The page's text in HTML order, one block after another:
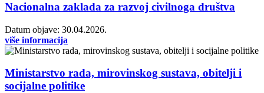
Nacionalna zaklada za razvoj civilnoga društva
Datum objave: 30.04.2026.
više informacija
Ministarstvo rada, mirovinskog sustava, obitelji i
socijalne politike